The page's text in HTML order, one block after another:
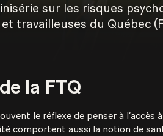
sur les risques
travailleuses du Québec
la FTQ
le réflexe de penser à
comportent aussi la notion de